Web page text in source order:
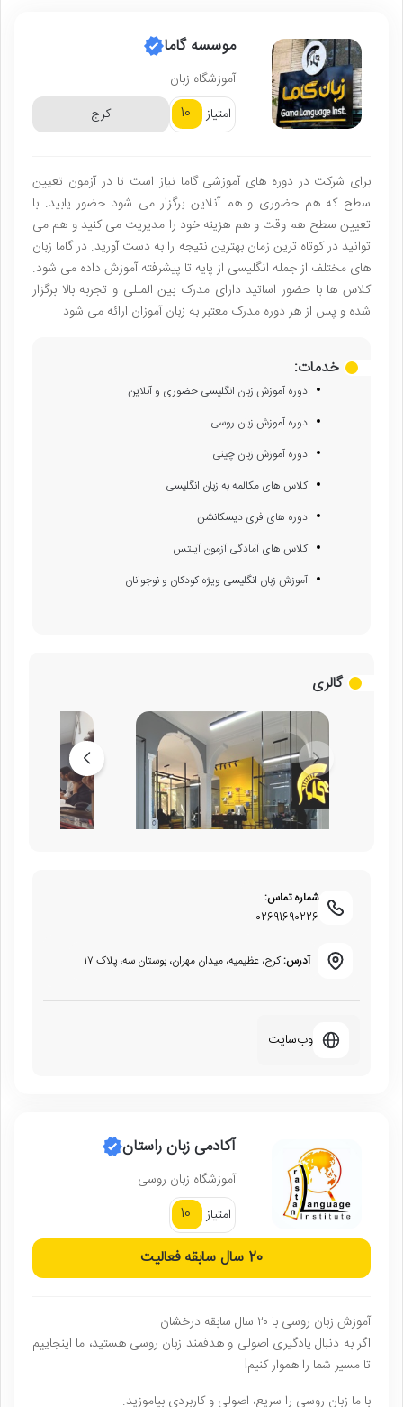
موسسه گاما
آموزشگاه زبان
امتیاز
10 کرج
برای شرکت در دوره های آموزشی گاما نیاز است تا در آزمون تعیین
سطح که هم حضوری و هم آنلاین برگزار می شود حضور یابید. با
تعیین سطح هم وقت و هم هزینه خود را مدیریت می کنید و هم می
توانید در کوتاه ترین زمان بهترین نتیجه را به دست آورید. در گاما زبان
های مختلف از جمله انگلیسی از پایه تا پیشرفته آموزش داده می شود.
کلاس ها با حضور اساتید دارای مدرک بین المللی و تجربه بالا برگزار
شده و پس از هر دوره مدرک معتبر به زبان آموزان ارائه می شود.
خدمات:
دوره آموزش زبان انگلیسی حضوری و آنلاین
دوره آموزش زبان روسی
دوره آموزش زبان چینی
کلاس های مکالمه به زبان انگلیسی
دوره های فری دیسکانشن
کلاس های آمادگی آزمون آیلتس
آموزش زبان انگلیسی ویژه کودکان و نوجوانان
گالری
شماره تماس:
02691690226
آدرس:کرج، عظیمیه، میدان مهران، بوستان سه، پلاک ۱۷
وب‌سایت
آکادمی زبان راستان
آموزشگاه زبان روسی
امتیاز
10
20 سال سابقه فعالیت
آموزش زبان روسی با ۲۰ سال سابقه درخشان
اگر به دنبال یادگیری اصولی و هدفمند زبان روسی هستید، ما اینجاییم
تا مسیر شما را هموار کنیم!
با ما زبان روسی را سریع، اصولی و کاربردی بیاموزید.